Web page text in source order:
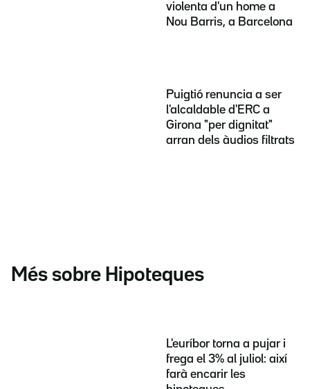
violenta d'un home a
Nou Barris, a Barcelona
Puigtió renuncia a ser
l'alcaldable d'ERC a
Girona "per dignitat"
arran dels àudios filtrats
Més sobre Hipoteques
L'euríbor torna a pujar i
frega el 3% al juliol: així
farà encarir les